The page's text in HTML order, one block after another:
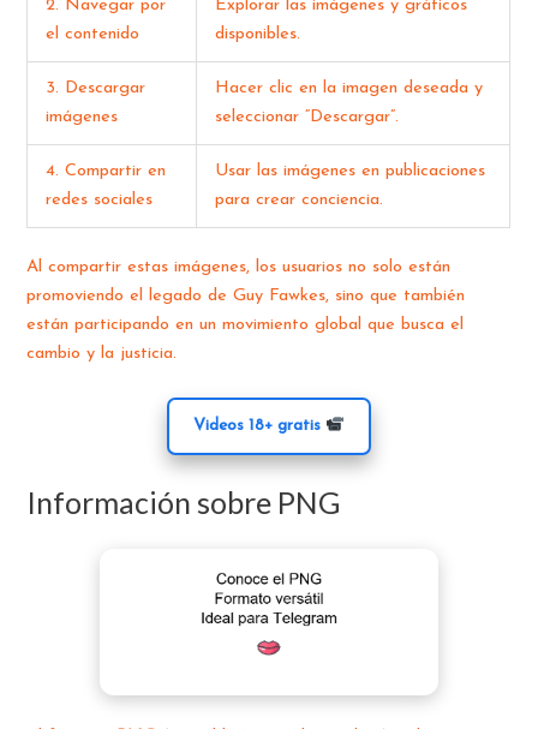
2. Navegar por
el contenido
Explorar las imágenes y gráficos
disponibles.
3. Descargar
imágenes
Hacer clic en la imagen deseada y
seleccionar “Descargar”.
4. Compartir en
redes sociales
Usar las imágenes en publicaciones
para crear conciencia.
Al compartir estas imágenes, los usuarios no solo están
promoviendo el legado de Guy Fawkes, sino que también
están participando en un movimiento global que busca el
cambio y la justicia.
Videos 18+ gratis
Información sobre PNG